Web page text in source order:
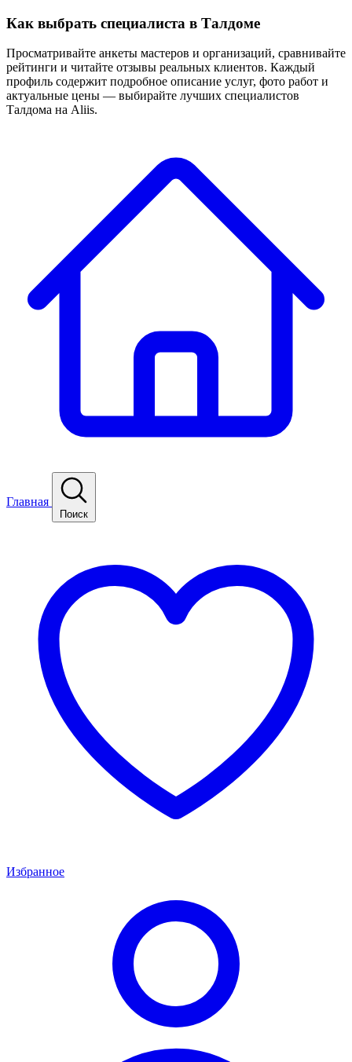
Как выбрать специалиста в Талдоме
Просматривайте анкеты мастеров и организаций, сравнивайте
рейтинги и читайте отзывы реальных клиентов. Каждый
профиль содержит подробное описание услуг, фото работ и
актуальные цены — выбирайте лучших специалистов
Талдома на Aliis.
Главная
Поиск
Избранное